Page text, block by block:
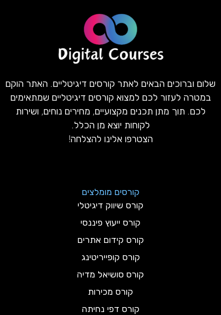
שלום וברוכים הבאים לאתר קורסים דיגיטליים. האתר הוקם
במטרה לעזור לכם למצוא קורסים דיגיטליים שמתאימים
לכם. תוך מתן תכנים מקצועיים, מחירים נוחים, ושירות
לקוחות יוצא מן הכלל.
הצטרפו אלינו להצלחה!
קורסים מומלצים
קורס שיווק דיגיטלי
קורס ייעוץ פיננסי
קורס קידום אתרים
קורס קופייריטינג
קורס סושיאל מדיה
קורס מכירות
קורס דפי נחיתה